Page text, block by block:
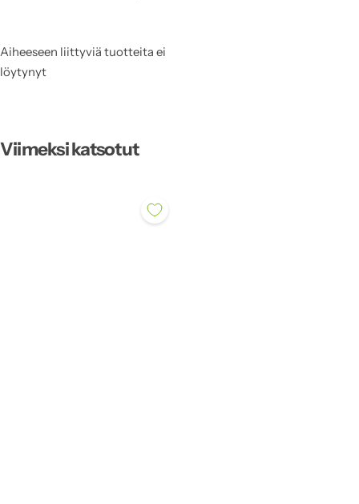
Aiheeseen liittyviä tuotteita ei
löytynyt
Viimeksi katsotut